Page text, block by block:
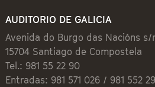
AUDITORIO DE GALICIA
Avenida do Burgo das Nacións s/
15704 Santiago de Compostela
Tel.: 981 55 22 90
Entradas: 981 571 026 / 981 552